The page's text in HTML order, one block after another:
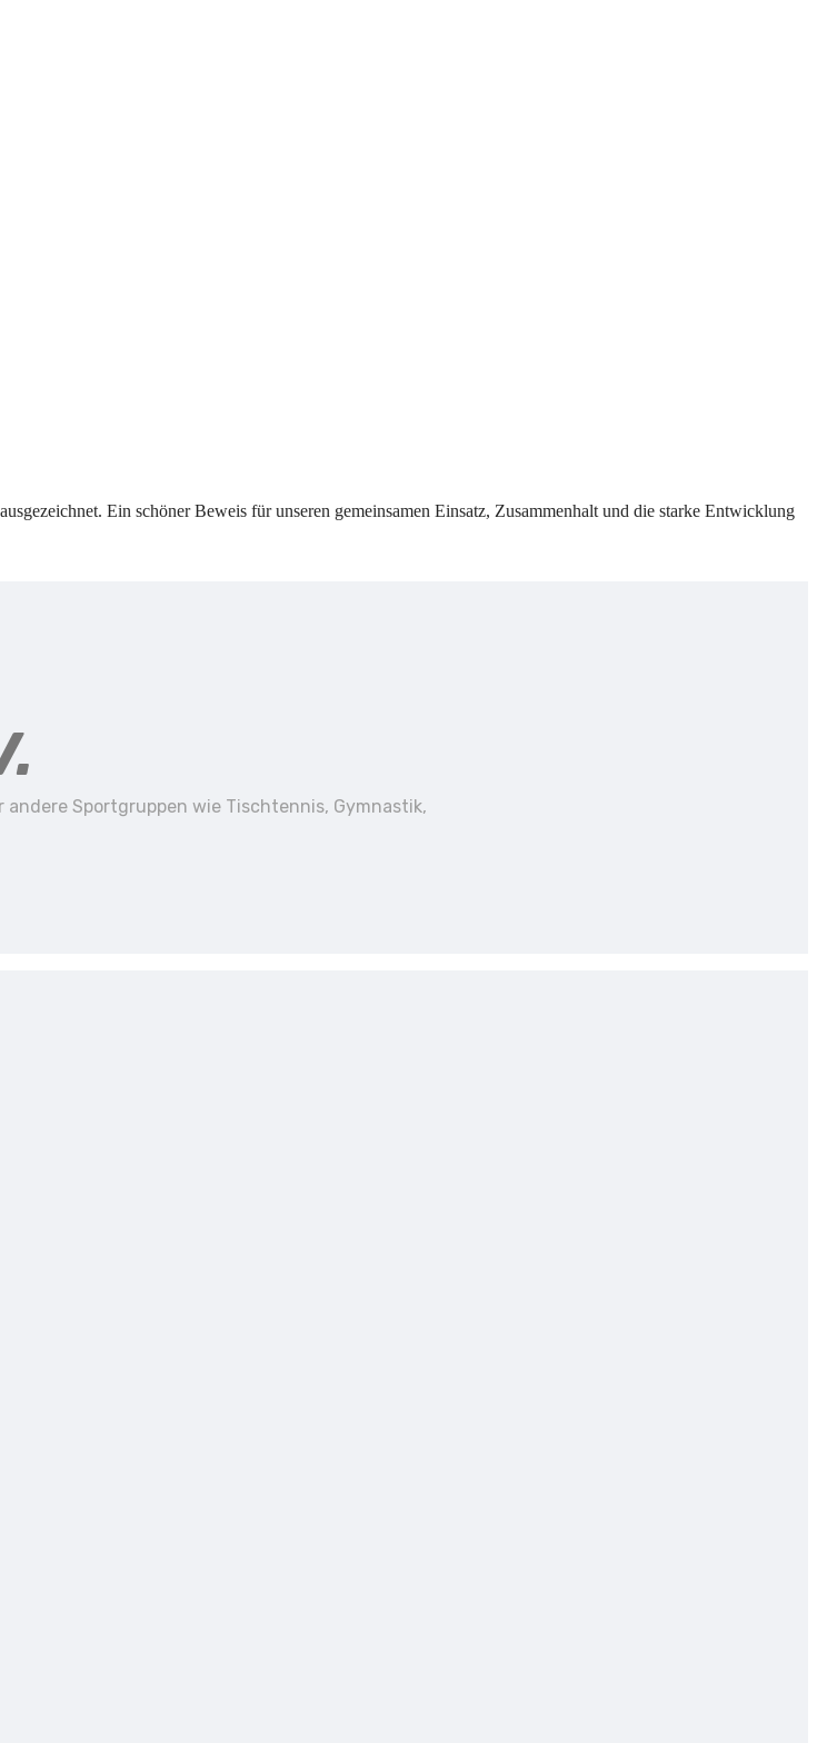
Ein schöner Beweis für unseren gemeinsamen Einsatz, Zusammenhalt und die starke Entwicklung
Sportgruppen wie Tischtennis, Gymnastik,